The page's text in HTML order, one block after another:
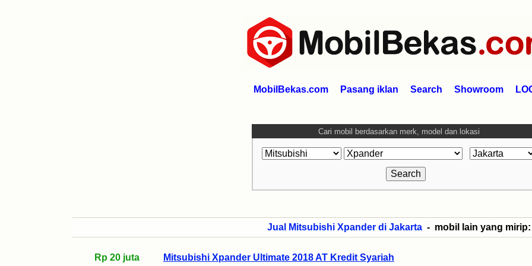
MobilBekas.com Pasang iklan Search Showroom
Cari mobil berdasarkan merk, model dan lokasi
Jual Mitsubishi Xpander di Jakarta - mobil lain yang mirip:
Rp 20 juta Mitsubishi Xpander Ultimate 2018 AT Kredit Syariah